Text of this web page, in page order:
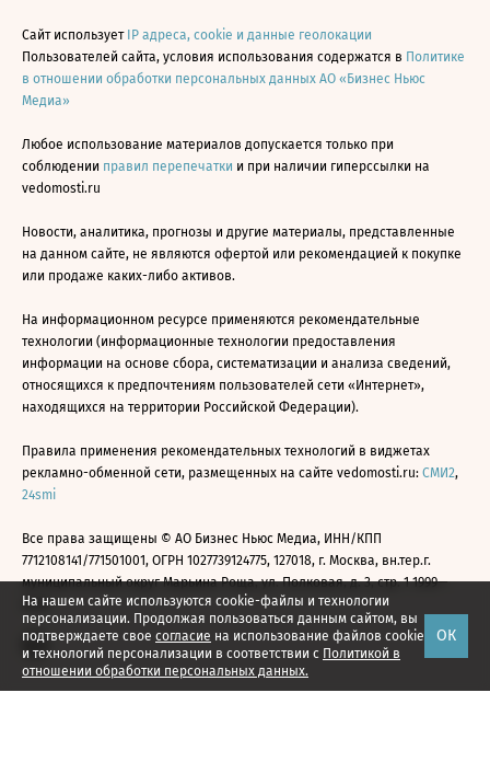
На нашем сайте используются cookie-файлы и технологии
персонализации. Продолжая пользоваться данным сайтом, вы
подтверждаете свое согласие на использование файлов cookie
и технологий персонализации в соответствии с Политикой в
отношении обработки персональных данных.
ОК
Сайт использует IP адреса, cookie и данные геолокации
Пользователей сайта, условия использования содержатся в Политике
в отношении обработки персональных данных АО «Бизнес Ньюс
Медиа»
Любое использование материалов допускается только при
соблюдении правил перепечатки и при наличии гиперссылки на
vedomosti.ru
Новости, аналитика, прогнозы и другие материалы, представленные
на данном сайте, не являются офертой или рекомендацией к покупке
или продаже каких-либо активов.
На информационном ресурсе применяются рекомендательные
технологии (информационные технологии предоставления
информации на основе сбора, систематизации и анализа сведений,
относящихся к предпочтениям пользователей сети «Интернет»,
находящихся на территории Российской Федерации).
Правила применения рекомендательных технологий в виджетах
рекламно-обменной сети, размещенных на сайте vedomosti.ru: СМИ2,
24smi
Все права защищены © АО Бизнес Ньюс Медиа, ИНН/КПП
7712108141/771501001, ОГРН 1027739124775, 127018, г. Москва, вн.тер.г.
муниципальный округ Марьина Роща, ул. Полковая, д. 3, стр. 1 1999—
2026